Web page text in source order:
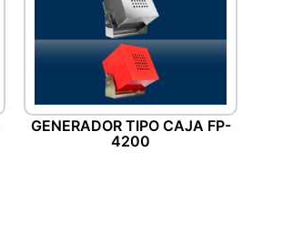
GENERADOR TIPO CAJA FP-
4200